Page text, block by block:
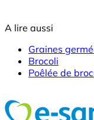
A lire aussi
Graines
Brocoli
Poêlée de